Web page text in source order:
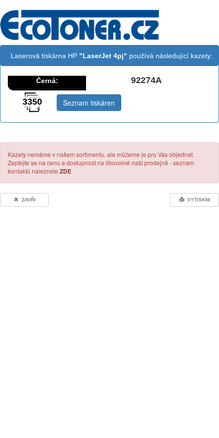
Laserová tiskárna HP "LaserJet 4pj" používá následující kazety:
Černá: 92274A
3350 Seznam tiskáren
Kazety nemáme v našem sortimentu, ale můžeme je pro Vás objednat.
Zeptejte se na cenu a dostupnost na libovolné naší prodejně - seznam
kontaktů naleznete ZDE
ZAVŘI VYTISKNI